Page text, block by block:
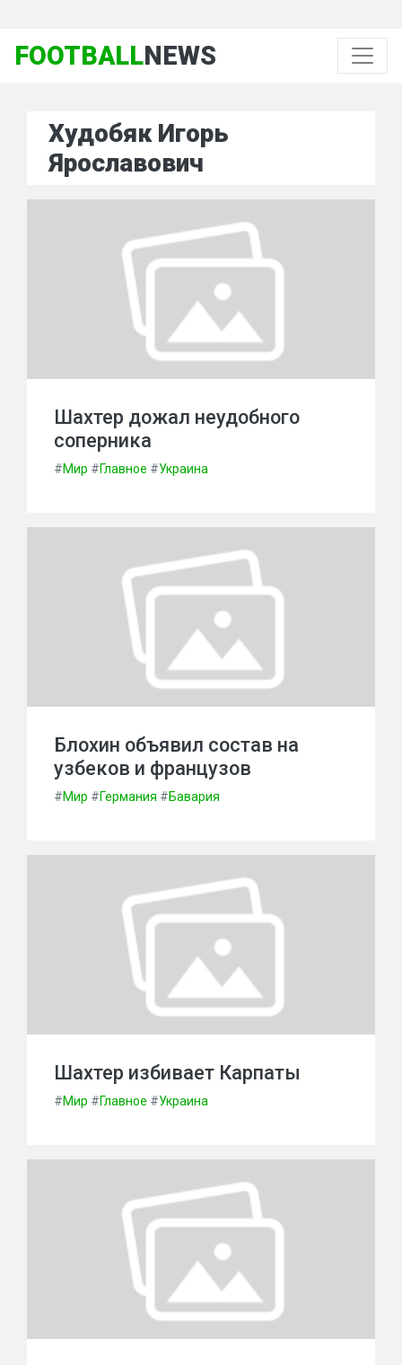
FOOTBALLNEWS
Худобяк Игорь
Ярославович
Шахтер дожал неудобного
соперника
#Мир #Главное #Украина
Блохин объявил состав на
узбеков и французов
#Мир #Германия #Бавария
Шахтер избивает Карпаты
#Мир #Главное #Украина